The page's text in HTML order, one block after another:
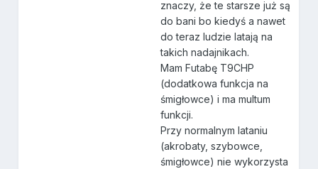
znaczy, że te starsze już są
do bani bo kiedyś a nawet
do teraz ludzie latają na
takich nadajnikach.
Mam Futabę T9CHP
(dodatkowa funkcja na
śmigłowce) i ma multum
funkcji.
Przy normalnym lataniu
(akrobaty, szybowce,
śmigłowce) nie wykorzysta